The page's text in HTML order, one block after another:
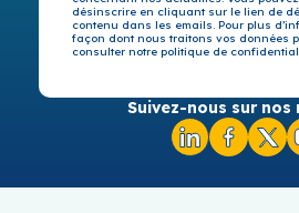
désinscrire en cliquant sur le lien de
contenu dans les emails. Pour plus
façon dont nous traitons vos données
consulter notre politique de
Suivez-nous sur nos